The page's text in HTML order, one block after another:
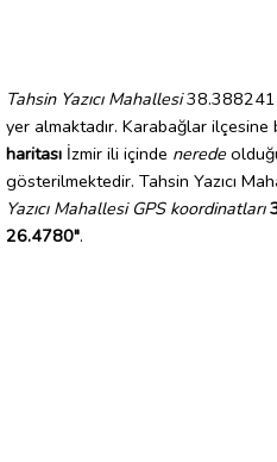
Tahsin Yazıcı Mahallesi38.388241
yer almaktadır. Karabağlar ilçesine
haritası İzmir ili içinde nerede
gösterilmektedir. Tahsin Yazıcı
Yazıcı Mahallesi GPS koordinatları
26.4780".